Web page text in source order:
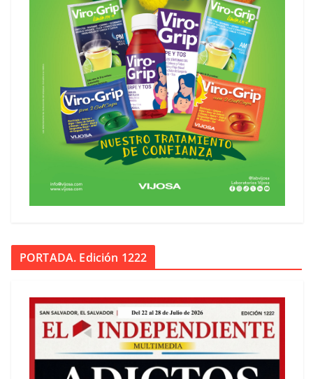
PORTADA. Edición 1222